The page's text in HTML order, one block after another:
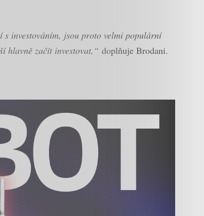
s investováním, jsou proto velmi populární
hlavně začít investovat,“ doplňuje Brodani.